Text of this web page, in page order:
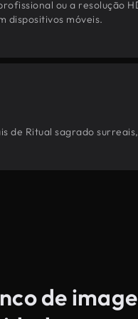
ou a resolução
dispositivos móveis.
de Ritual sagrado
de